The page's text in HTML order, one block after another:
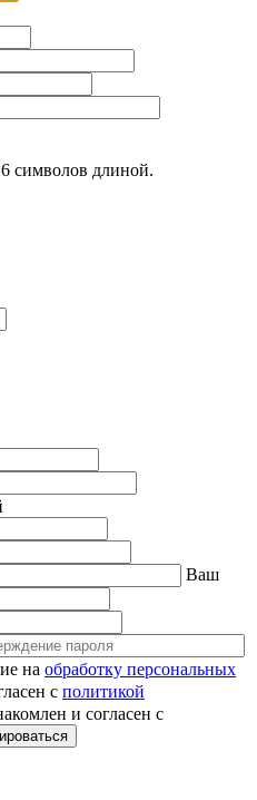
символов длиной.
Ваш
на обработку персональных
с политикой
и согласен с